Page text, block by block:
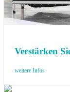
Verstärken
weitere Infos